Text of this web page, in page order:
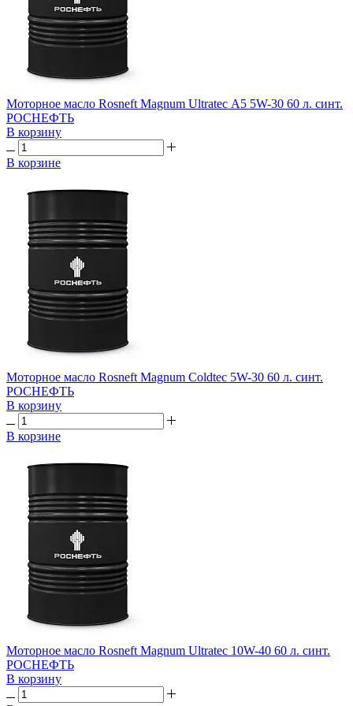
Моторное масло Rosneft Magnum Ultratec А5 5W-30 60 л. синт.
РОСНЕФТЬ
В корзину
В корзине
Моторное масло Rosneft Magnum Coldtec 5W-30 60 л. синт.
РОСНЕФТЬ
В корзину
В корзине
Моторное масло Rosneft Magnum Ultratec 10W-40 60 л. синт.
РОСНЕФТЬ
В корзину